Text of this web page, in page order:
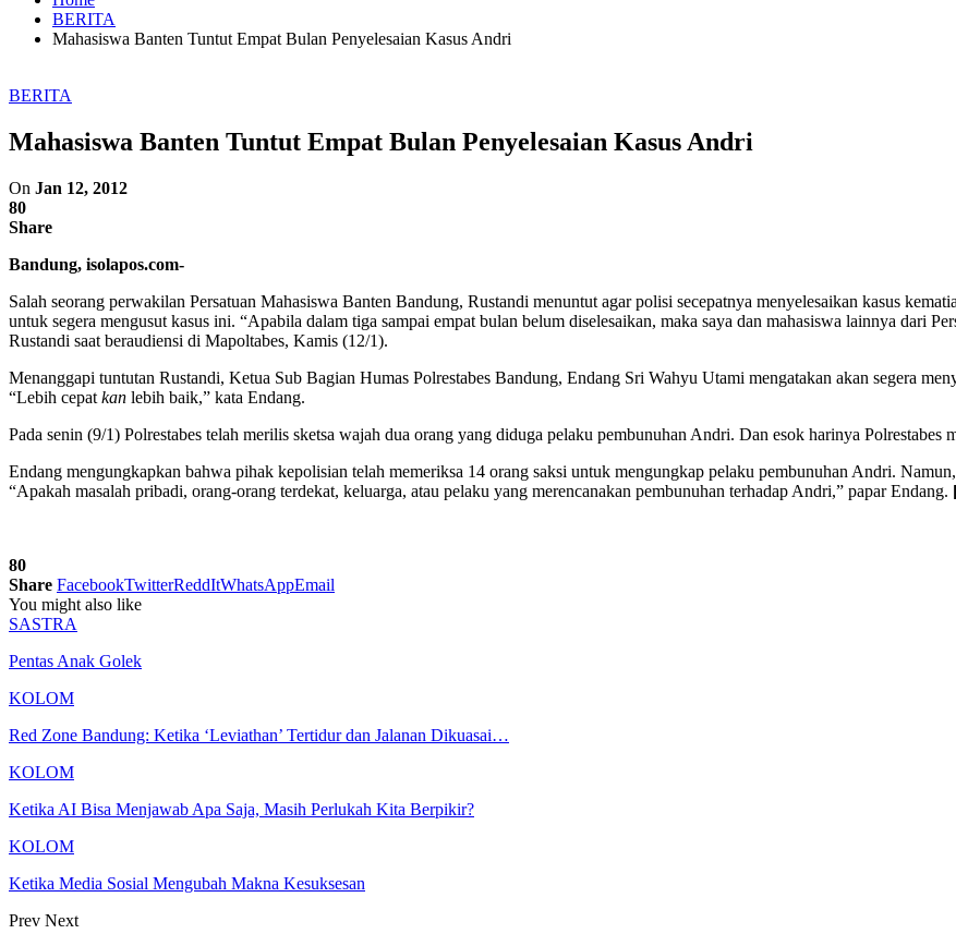
BERITA
Mahasiswa Banten Tuntut Empat Bulan Penyelesaian Kasus Andri
BERITA
Mahasiswa Banten Tuntut Empat Bulan Penyelesaian Kasus Andri
On Jan 12, 2012
80
Share
Bandung, isolapos.com-
Salah seorang perwakilan Persatuan Mahasiswa Banten Bandung, Rustandi menuntut agar polisi secepatnya menyelesaikan kasus
untuk segera mengusut kasus ini. “Apabila dalam tiga sampai empat bulan belum diselesaikan, maka saya dan mahasiswa lainnya dari
Rustandi saat beraudiensi di Mapoltabes, Kamis (12/1).
Menanggapi tuntutan Rustandi, Ketua Sub Bagian Humas Polrestabes Bandung, Endang Sri Wahyu Utami mengatakan akan segera
“Lebih cepat kan lebih baik,” kata Endang.
Pada senin (9/1) Polrestabes telah merilis sketsa wajah dua orang yang diduga pelaku pembunuhan Andri. Dan esok harinya Polrestabes
Endang mengungkapkan bahwa pihak kepolisian telah memeriksa 14 orang saksi untuk mengungkap pelaku pembunuhan Andri.
“Apakah masalah pribadi, orang-orang terdekat, keluarga, atau pelaku yang merencanakan pembunuhan terhadap Andri,” papar Endang.
80
Share FacebookTwitterReddItWhatsAppEmail
You might also like
SASTRA
Pentas Anak Golek
KOLOM
Red Zone Bandung: Ketika ‘Leviathan’ Tertidur dan Jalanan Dikuasai…
KOLOM
Ketika AI Bisa Menjawab Apa Saja, Masih Perlukah Kita Berpikir?
KOLOM
Ketika Media Sosial Mengubah Makna Kesuksesan
Prev Next